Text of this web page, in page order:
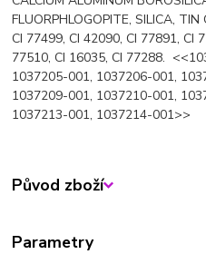
FLUORPHLOGOPITE, SILICA,
CI 77499, CI 42090, CI 77891, CI
77510, CI 16035, CI 77288.
1037205-001, 1037206-001,
1037209-001, 1037210-001,
1037213-001, 1037214-001>>
Původ zboží
Parametry